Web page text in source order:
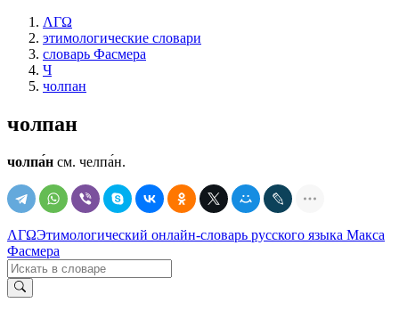
ΛΓΩ
этимологические словари
словарь Фасмера
Ч
чолпан
чолпан
чолпа́н см. челпа́н.
ΛΓΩЭтимологический онлайн-словарь русского языка Макса
Фасмера